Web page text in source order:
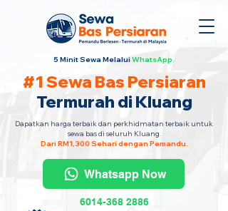
5 Minit Sewa MelaluiWhatsApp.
#1 Sewa Bas Persiaran
Termurah di Kluang
Dapatkan harga terbaik dan perkhidmatan terbaik untuk
sewa bas di seluruh Kluang.
Dari RM1,300 Sehari dengan Pemandu.
Whatsapp Now
6014-368 2886